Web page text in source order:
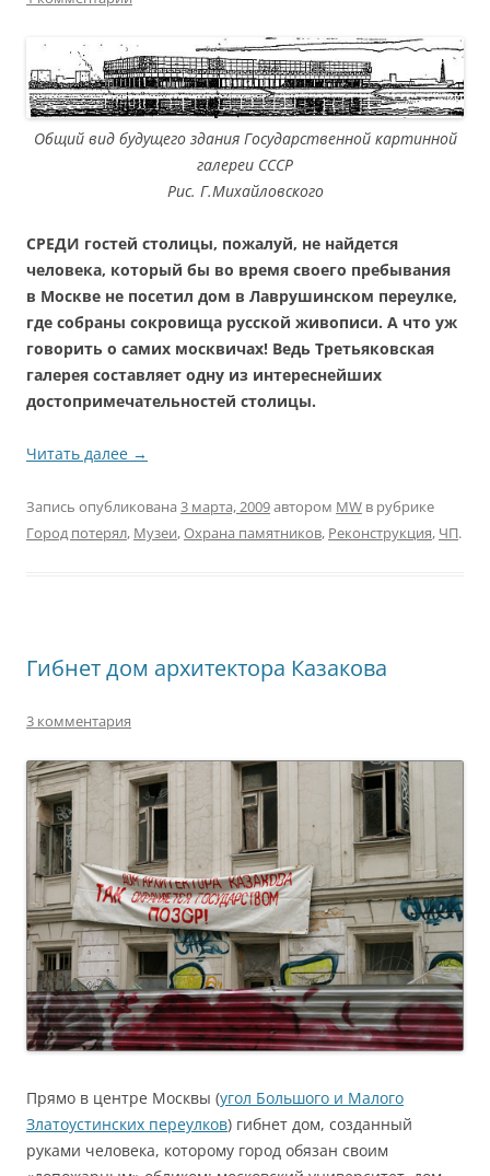
Общий вид будущего здания Государственной картинной
галереи СССР
Рис. Г.Михайловского
СРЕДИ гостей столицы, пожалуй, не найдется
человека, который бы во время своего пребывания
в Москве не посетил дом в Лаврушинском переулке,
где собраны сокровища русской живописи. А что уж
говорить о самих москвичах! Ведь Третьяковская
галерея составляет одну из интереснейших
достопримечательностей столицы.
Читать далее →
Запись опубликована 3 марта, 2009автором MW в рубрике
Город потерял, Музеи,Охрана памятников, Реконструкция, ЧП.
Гибнет дом архитектора Казакова
3 комментария
Прямо в центре Москвы (угол Большого и Малого
Златоустинских переулков) гибнет дом, созданный
руками человека, которому город обязан своим